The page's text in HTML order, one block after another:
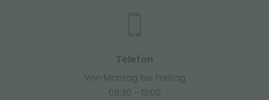
Telefon
Von Montag bis Freitag
08:30 - 13:00